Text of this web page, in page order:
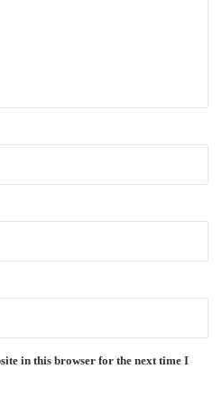
in this browser for the next time I